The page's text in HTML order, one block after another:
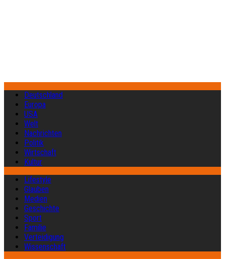
Deutschland
Europa
USA
Welt
Nachrichten
Politik
Wirtschaft
Kultur
Lifestyle
Glauben
Medien
Geschichte
Sport
Familie
Verteidigung
Wissenschaft